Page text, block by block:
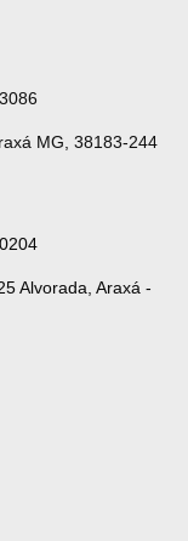
MG, 38183-244
Alvorada, Araxá -